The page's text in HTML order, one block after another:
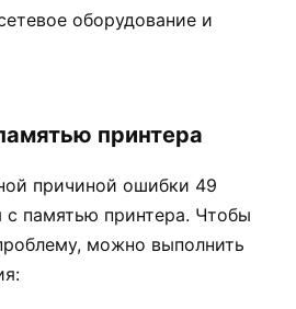
оборудование и
принтера
причиной ошибки 49
памятью принтера. Чтобы
можно выполнить